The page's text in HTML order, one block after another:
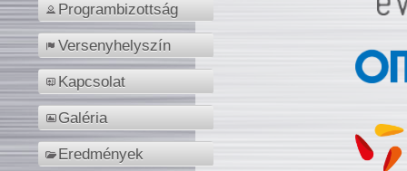
Programbizottság
Versenyhelyszín
Kapcsolat
Galéria
Eredmények